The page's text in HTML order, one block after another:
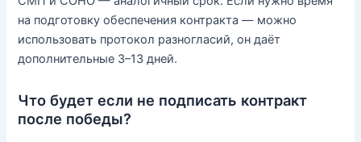
на подготовку обеспечения контракта — можно
использовать протокол разногласий, он даёт
дополнительные 3–13 дней.
Что будет если не подписать контракт
после победы?